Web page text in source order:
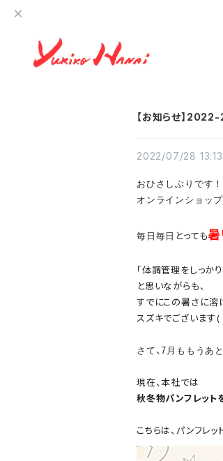
【お知らせ】
2022/07/28 13:13
おひさしぶりです！
オンラインショッ
毎日毎日 とっても
「体調管理をしっかり
と思いながらも、
すでにこの暑さに溶
スズキでございます
さて 、7月ももうあ
現在、本社では
秋冬物パンフレット
こちらは、パンフレ